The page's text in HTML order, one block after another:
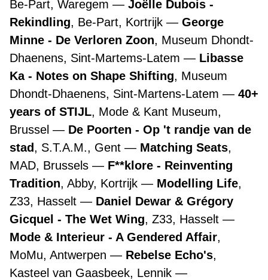
Be-Part, Waregem
Joëlle Dubois -
Rekindling, Be-Part, Kortrijk
George
Minne - De Verloren Zoon, Museum Dhondt-
Dhaenens, Sint-Martems-Latem
Libasse
Ka - Notes on Shape Shifting, Museum
Dhondt-Dhaenens, Sint-Martens-Latem
40+
years of STIJL, Mode & Kant Museum,
Brussel
De Poorten - Op 't randje van de
stad, S.T.A.M., Gent Matching Seats,
MAD, Brussels
F**klore - Reinventing
Tradition, Abby, Kortrijk Modelling Life,
Z33, Hasselt
Daniel Dewar & Grégory
Gicquel - The Wet Wing, Z33, Hasselt
Mode & Interieur - A Gendered Affair,
MoMu, Antwerpen
Rebelse Echo's,
Kasteel van Gaasbeek, Lennik